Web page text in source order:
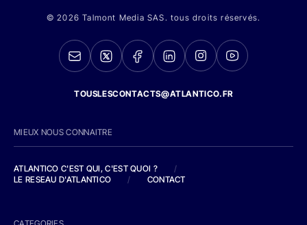
© 2026 Talmont Media SAS. tous droits réservés.
TOUSLESCONTACTS@ATLANTICO.FR
MIEUX NOUS CONNAITRE
ATLANTICO C'EST QUI, C'EST QUOI ?
/
LE RESEAU D'ATLANTICO
/ CONTACT